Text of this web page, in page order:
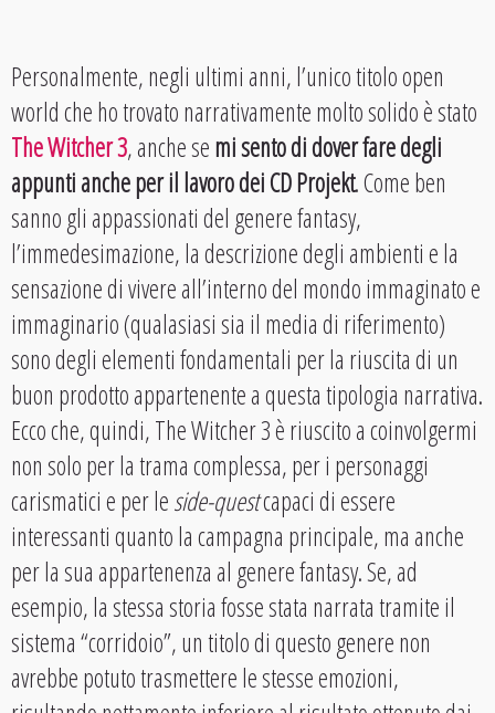
Personalmente, negli ultimi anni, l’unico titolo open
world che ho trovato narrativamente molto solido è stato
The Witcher 3, anche semi sento di dover fare degli
appunti anche per il lavoro dei CD Projekt. Come ben
sanno gli appassionati del genere fantasy,
l’immedesimazione, la descrizione degli ambienti e la
sensazione di vivere all’interno del mondo immaginato e
immaginario (qualasiasi sia il media di riferimento)
sono degli elementi fondamentali per la riuscita di un
buon prodotto appartenente a questa tipologia narrativa.
Ecco che, quindi, The Witcher 3 è riuscito a coinvolgermi
non solo per la trama complessa, per i personaggi
carismatici e per leside-questcapaci di essere
interessanti quanto la campagna principale, ma anche
per la sua appartenenza al genere fantasy. Se, ad
esempio, la stessa storia fosse stata narrata tramite il
sistema “corridoio”, un titolo di questo genere non
avrebbe potuto trasmettere le stesse emozioni,